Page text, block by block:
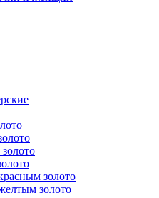
золото
золото